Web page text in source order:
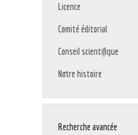
Licence
Comité éditorial
Conseil scientifique
Notre histoire
Recherche avancée